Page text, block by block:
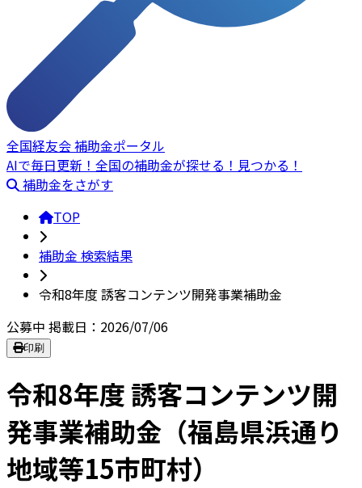
全国経友会 補助金ポータル
AIで毎日更新！全国の補助金が探せる！見つかる！
補助金をさがす
TOP
補助金 検索結果
令和8年度 誘客コンテンツ開発事業補助金
公募中 掲載日：2026/07/06
印刷
令和8年度 誘客コンテンツ開
発事業補助金（福島県浜通り
地域等15市町村）